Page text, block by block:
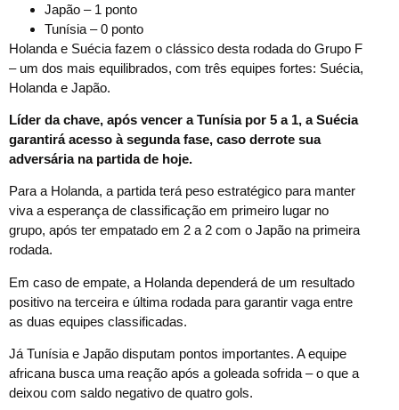
Japão – 1 ponto
Tunísia – 0 ponto
Holanda e Suécia fazem o clássico desta rodada do Grupo F
– um dos mais equilibrados, com três equipes fortes: Suécia,
Holanda e Japão.
Líder da chave, após vencer a Tunísia por 5 a 1, a Suécia
garantirá acesso à segunda fase, caso derrote sua
adversária na partida de hoje.
Para a Holanda, a partida terá peso estratégico para manter
viva a esperança de classificação em primeiro lugar no
grupo, após ter empatado em 2 a 2 com o Japão na primeira
rodada.
Em caso de empate, a Holanda dependerá de um resultado
positivo na terceira e última rodada para garantir vaga entre
as duas equipes classificadas.
Já Tunísia e Japão disputam pontos importantes. A equipe
africana busca uma reação após a goleada sofrida – o que a
deixou com saldo negativo de quatro gols.